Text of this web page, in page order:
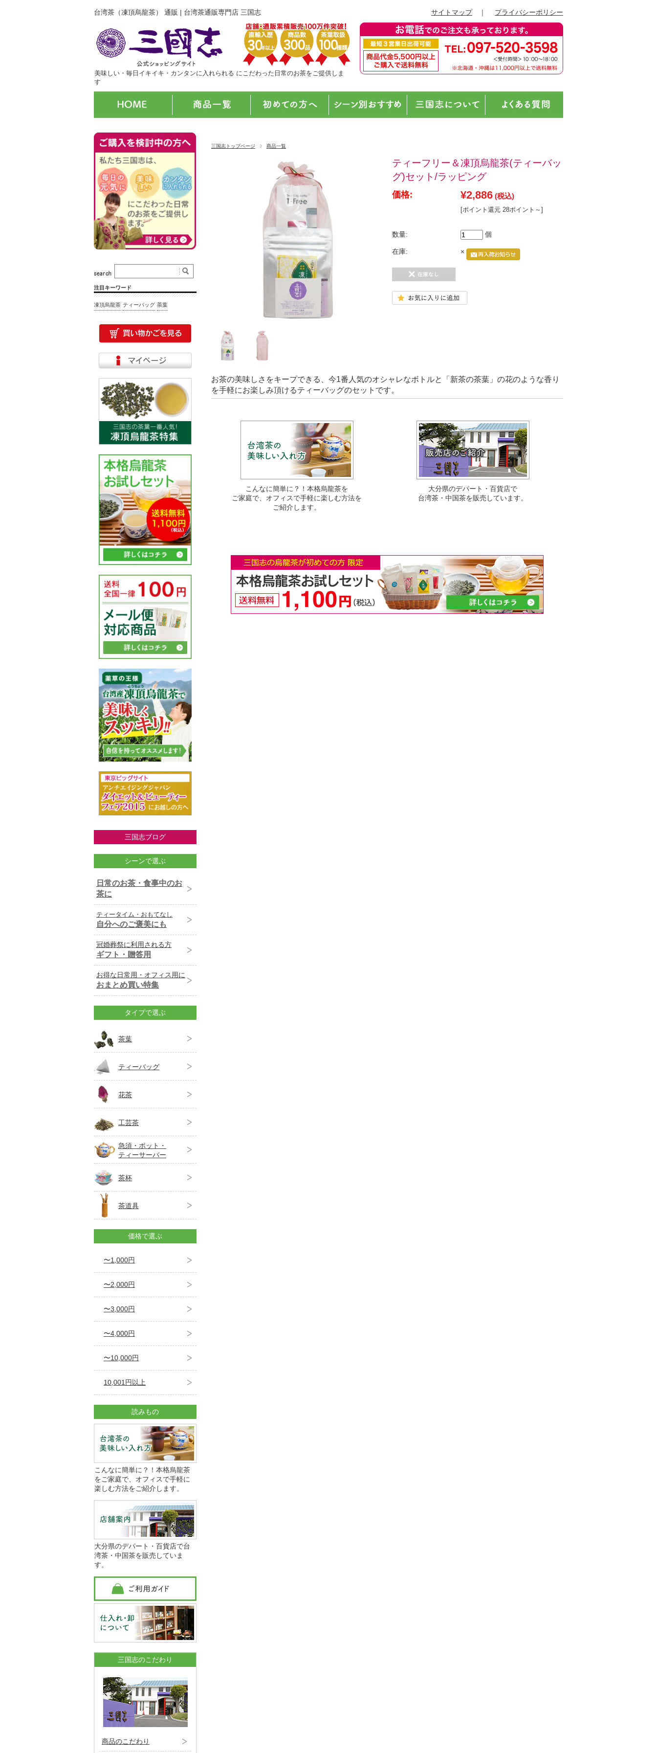
台湾茶（凍頂烏龍茶） 通販 | 台湾茶通販専門店 三国志 サイトマップ｜ プライバシーポリシー
美味しい・毎日イキイキ・カンタンに入れられる にこだわった日常のお茶をご提供しま
す
三国志トップページ 商品一覧
ティーフリー＆凍頂烏龍茶(ティーバッ
グ)セット/ラッピング
価格: ¥2,886 (税込)
[ポイント還元 28ポイント～]
数量: 個
在庫: ×
お茶の美味しさをキープできる、今1番人気のオシャレなボトルと「新茶の茶葉」の花のような香り
を手軽にお楽しみ頂けるティーバッグのセットです。
こんなに簡単に？！本格烏龍茶を
ご家庭で、オフィスで手軽に楽しむ方法を
ご紹介します。
大分県のデパート・百貨店で
台湾茶・中国茶を販売しています。
注目キーワード
凍頂烏龍茶 ティーバッグ 茶葉
三国志ブログ
シーンで選ぶ
日常のお茶・食事中のお
茶に
ティータイム・おもてなし
自分へのご褒美にも
冠婚葬祭に利用される方
ギフト・贈答用
お得な日常用・オフィス用に
おまとめ買い特集
タイプで選ぶ
茶葉
ティーバッグ
花茶
工芸茶
急須・ポット・
ティーサーバー
茶杯
茶道具
価格で選ぶ
〜1,000円
〜2,000円
〜3,000円
〜4,000円
〜10,000円
10,001円以上
読みもの
こんなに簡単に？！本格烏龍茶
をご家庭で、オフィスで手軽に
楽しむ方法をご紹介します。
大分県のデパート・百貨店で台
湾茶・中国茶を販売していま
す。
三国志のこだわり
商品のこだわり